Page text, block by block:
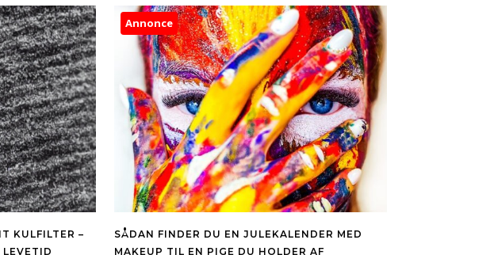
KULFILTER –
Annonce
SÅDAN FINDER DU EN JULEKALENDER MED
MAKEUP TIL EN PIGE DU HOLDER AF